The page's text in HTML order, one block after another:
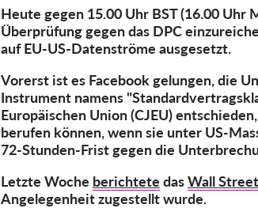
Heute gegen 15.00 Uhr BST (16.00
Überprüfung gegen das DPC
auf EU-US-Datenströme ausgesetzt.
Vorerst ist es Facebook gelungen, die
Instrument namens
Europäischen Union (CJEU)
berufen können, wenn sie unter US-
72-Stunden-Frist gegen die
Letzte Woche berichtete dasWall
Angelegenheit zugestellt wurde.